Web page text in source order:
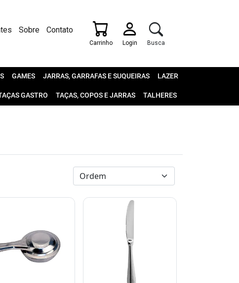
Sobre Contato
Carrinho Login Busca
GAMES JARRAS, GARRAFAS E SUQUEIRAS LAZER
GASTRO TAÇAS, COPOS E JARRAS TALHERES